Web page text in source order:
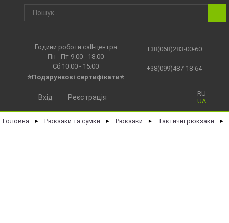
Години роботи call-центра
Пн - Пт 9.00 - 18.00
Сб 10.00 - 15.00
⭐Подарункові сертифікати⭐
+38(068)283-00-60
+38(099)487-18-64
RU
UA
Вхід Реєстрація
Головна ► Рюкзаки та сумки ► Рюкзаки ► Тактичні рюкзаки ►